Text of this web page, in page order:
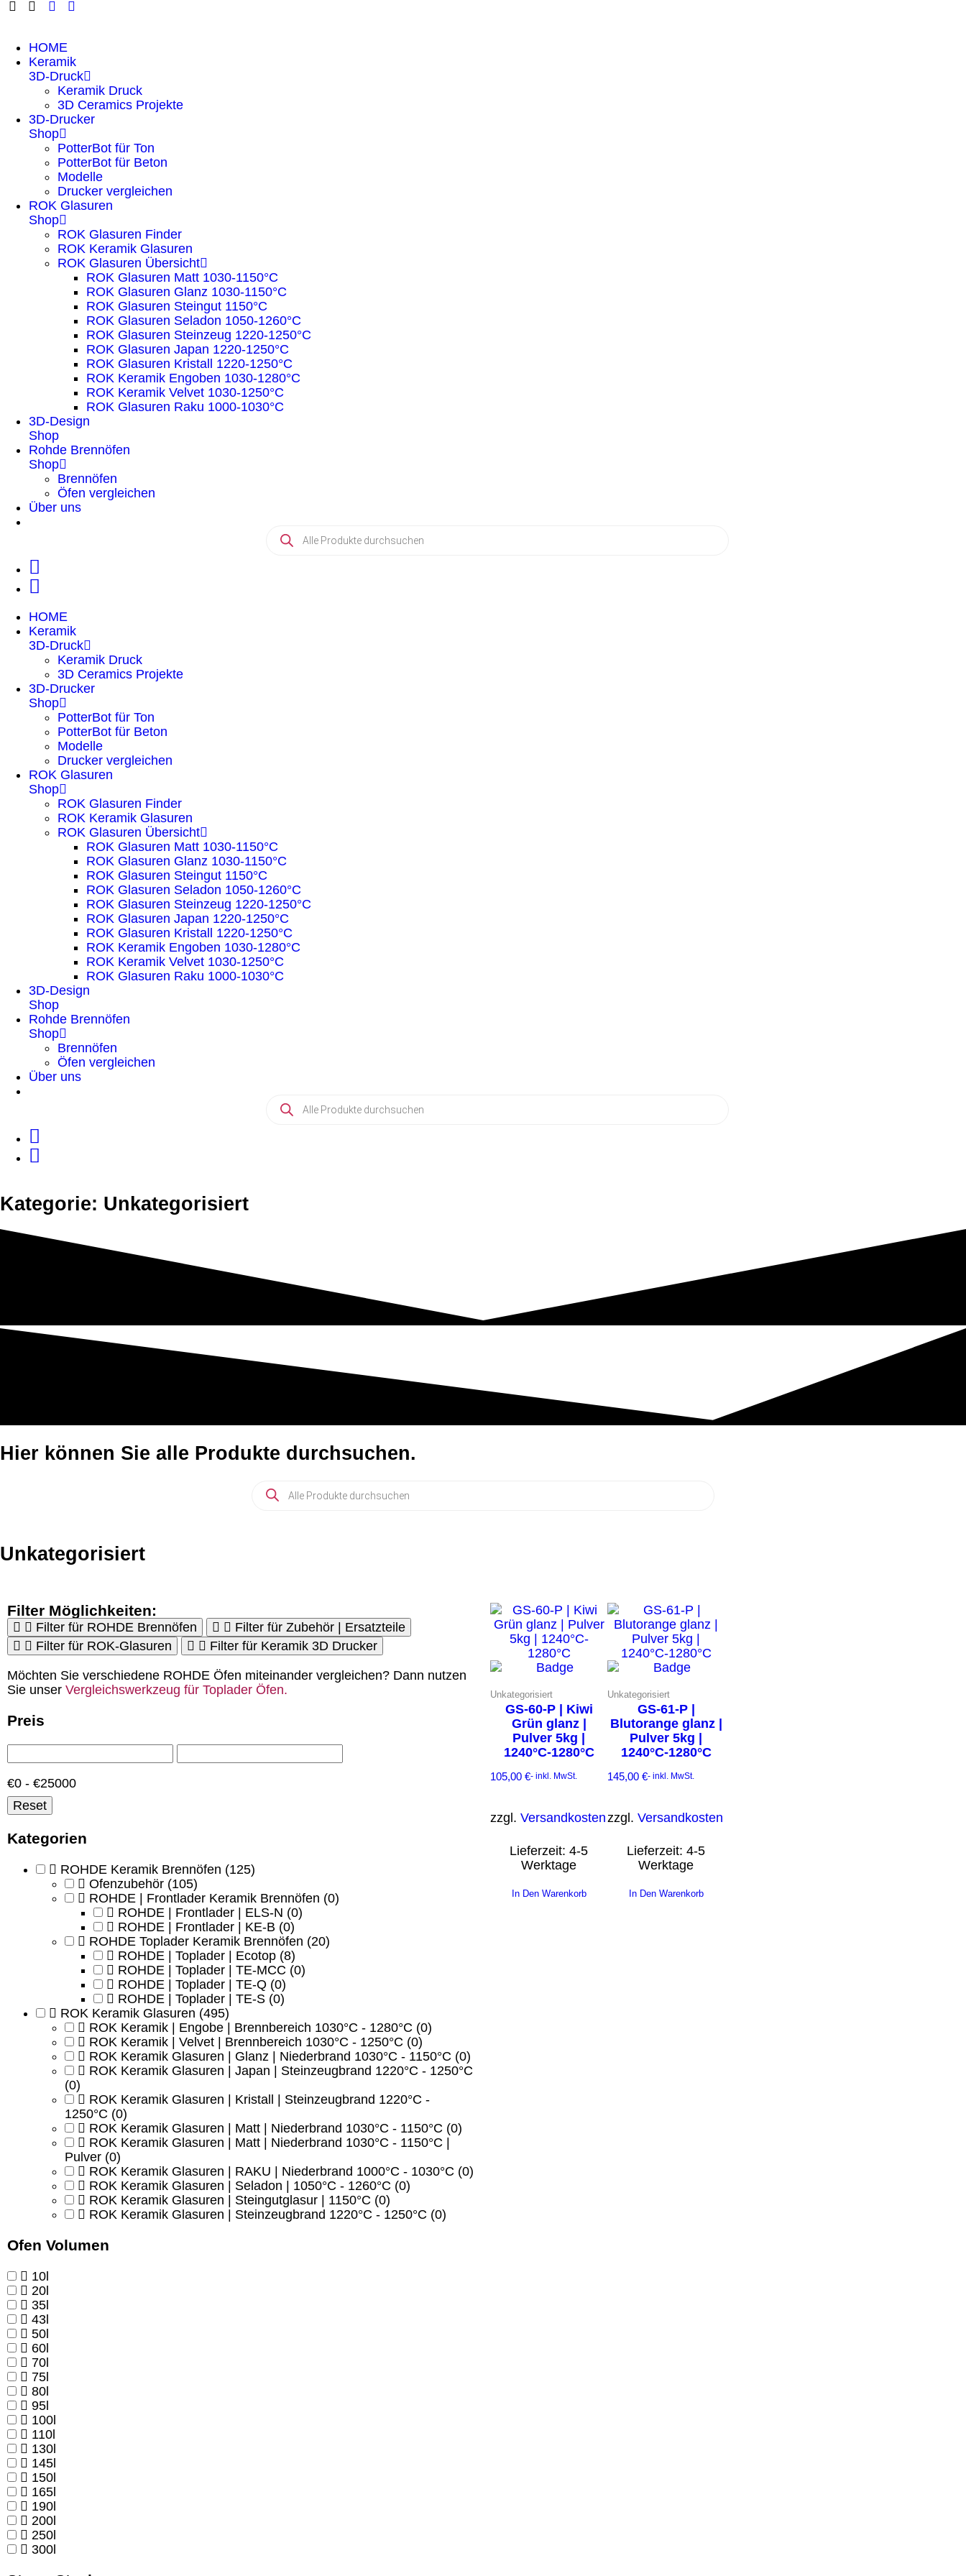
HOME
Keramik
3D-Druck
Keramik Druck
3D Ceramics Projekte
3D-Drucker
Shop
PotterBot für Ton
PotterBot für Beton
Modelle
Drucker vergleichen
ROK Glasuren
Shop
ROK Glasuren Finder
ROK Keramik Glasuren
ROK Glasuren Übersicht
ROK Glasuren Matt 1030-1150°C
ROK Glasuren Glanz 1030-1150°C
ROK Glasuren Steingut 1150°C
ROK Glasuren Seladon 1050-1260°C
ROK Glasuren Steinzeug 1220-1250°C
ROK Glasuren Japan 1220-1250°C
ROK Glasuren Kristall 1220-1250°C
ROK Keramik Engoben 1030-1280°C
ROK Keramik Velvet 1030-1250°C
ROK Glasuren Raku 1000-1030°C
3D-Design
Shop
Rohde Brennöfen
Shop
Brennöfen
Öfen vergleichen
Über uns
HOME
Keramik
3D-Druck
Keramik Druck
3D Ceramics Projekte
3D-Drucker
Shop
PotterBot für Ton
PotterBot für Beton
Modelle
Drucker vergleichen
ROK Glasuren
Shop
ROK Glasuren Finder
ROK Keramik Glasuren
ROK Glasuren Übersicht
ROK Glasuren Matt 1030-1150°C
ROK Glasuren Glanz 1030-1150°C
ROK Glasuren Steingut 1150°C
ROK Glasuren Seladon 1050-1260°C
ROK Glasuren Steinzeug 1220-1250°C
ROK Glasuren Japan 1220-1250°C
ROK Glasuren Kristall 1220-1250°C
ROK Keramik Engoben 1030-1280°C
ROK Keramik Velvet 1030-1250°C
ROK Glasuren Raku 1000-1030°C
3D-Design
Shop
Rohde Brennöfen
Shop
Brennöfen
Öfen vergleichen
Über uns
Kategorie: Unkategorisiert
Hier können Sie alle Produkte durchsuchen.
Unkategorisiert
Filter Möglichkeiten:
Filter für ROHDE Brennöfen
Filter für Zubehör | Ersatzteile
Filter für ROK-Glasuren
Filter für Keramik 3D Drucker
Möchten Sie verschiedene ROHDE Öfen miteinander vergleichen? Dann nutzen
Sie unser Vergleichswerkzeug für Toplader Öfen.
Preis
€0 - €25000
Reset
Kategorien
ROHDE Keramik Brennöfen (125)
Ofenzubehör (105)
ROHDE | Frontlader Keramik Brennöfen (0)
ROHDE | Frontlader | ELS-N (0)
ROHDE | Frontlader | KE-B (0)
ROHDE Toplader Keramik Brennöfen (20)
ROHDE | Toplader | Ecotop (8)
ROHDE | Toplader | TE-MCC (0)
ROHDE | Toplader | TE-Q (0)
ROHDE | Toplader | TE-S (0)
ROK Keramik Glasuren (495)
ROK Keramik | Engobe | Brennbereich 1030°C - 1280°C (0)
ROK Keramik | Velvet | Brennbereich 1030°C - 1250°C (0)
ROK Keramik Glasuren | Glanz | Niederbrand 1030°C - 1150°C (0)
ROK Keramik Glasuren | Japan | Steinzeugbrand 1220°C - 1250°C
(0)
ROK Keramik Glasuren | Kristall | Steinzeugbrand 1220°C -
1250°C (0)
ROK Keramik Glasuren | Matt | Niederbrand 1030°C - 1150°C (0)
ROK Keramik Glasuren | Matt | Niederbrand 1030°C - 1150°C |
Pulver (0)
ROK Keramik Glasuren | RAKU | Niederbrand 1000°C - 1030°C (0)
ROK Keramik Glasuren | Seladon | 1050°C - 1260°C (0)
ROK Keramik Glasuren | Steingutglasur | 1150°C (0)
ROK Keramik Glasuren | Steinzeugbrand 1220°C - 1250°C (0)
Ofen Volumen
10l
20l
35l
43l
50l
60l
70l
75l
80l
95l
100l
110l
130l
145l
150l
165l
190l
200l
250l
300l
Unkategorisiert
GS-60-P | Kiwi
Grün glanz |
Pulver 5kg |
1240°C-1280°C
105,00 €- inkl. MwSt.
In Den Warenkorb
zzgl. Versandkosten
Lieferzeit: 4-5
Werktage
Unkategorisiert
GS-61-P |
Blutorange glanz |
Pulver 5kg |
1240°C-1280°C
145,00 €- inkl. MwSt.
In Den Warenkorb
zzgl. Versandkosten
Lieferzeit: 4-5
Werktage